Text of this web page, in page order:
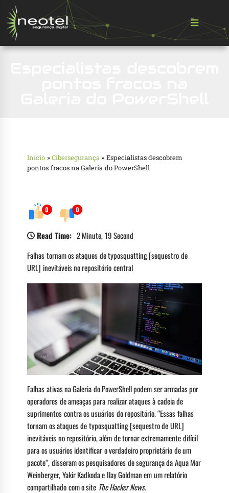
Início »Cibersegurança » Especialistas descobrem
pontos fracos na Galeria do PowerShell
0 0
Read Time: 2 Minute, 19 Second
Falhas tornam os ataques de typosquatting [sequestro de
URL] inevitáveis no repositório central
Falhas ativas na Galeria do PowerShell podem ser armadas por
operadores de ameaças para realizar ataques à cadeia de
suprimentos contra os usuários do repositório. “Essas falhas
tornam os ataques de typosquatting [sequestro de URL]
inevitáveis no repositório, além de tornar extremamente difícil
para os usuários identificar o verdadeiro proprietário de um
pacote”, disseram os pesquisadores de segurança da Aqua Mor
Weinberger, Yakir Kadkoda e Ilay Goldman em um relatório
compartilhado com o site The Hacker News.